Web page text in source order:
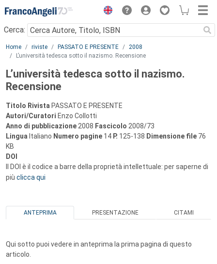
Menu
Cerca:
Main content
Home riviste PASSATO E PRESENTE
2008
L’università tedesca sotto il nazismo. Recensione
L’università tedesca sotto il nazismo.
Recensione
Titolo Rivista PASSATO E PRESENTE
Autori/Curatori Enzo Collotti
Anno di pubblicazione 2008 Fascicolo 2008/73
Lingua Italiano Numero pagine 14 P. 125-138 Dimensione file 76
KB
DOI
Il DOI è il codice a barre della proprietà intellettuale: per saperne di
più clicca qui
ANTEPRIMA PRESENTAZIONE CITAMI
Qui sotto puoi vedere in anteprima la prima pagina di questo
articolo.